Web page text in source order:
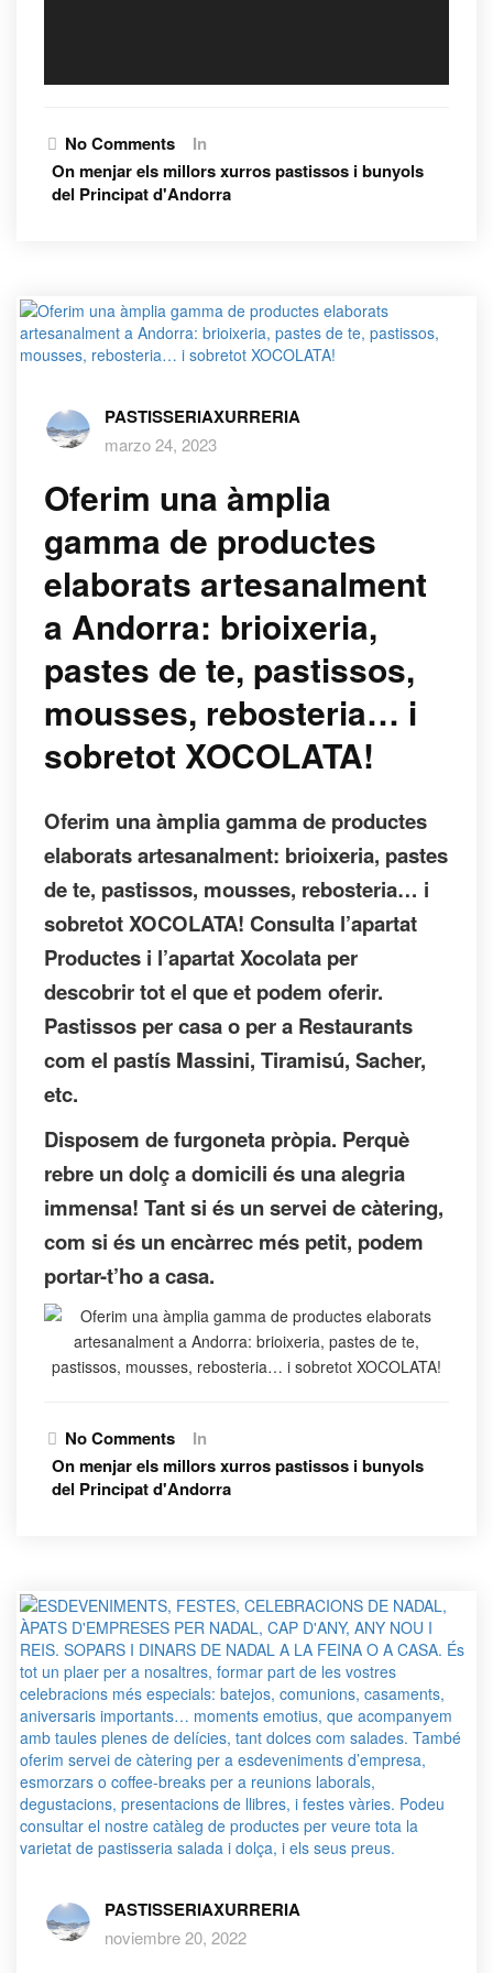
No Comments
In
On menjar els millors xurros pastissos i bunyols
del Principat d'Andorra
PASTISSERIAXURRERIA
marzo 24, 2023
Oferim una àmplia
gamma de productes
elaborats artesanalment
a Andorra: brioixeria,
pastes de te, pastissos,
mousses, rebosteria… i
sobretot XOCOLATA!
Oferim una àmplia gamma de productes
elaborats artesanalment: brioixeria, pastes
de te, pastissos, mousses, rebosteria… i
sobretot XOCOLATA! Consulta l’apartat
Productes i l’apartat Xocolata per
descobrir tot el que et podem oferir.
Pastissos per casa o per a Restaurants
com el pastís Massini, Tiramisú, Sacher,
etc.
Disposem de furgoneta pròpia. Perquè
rebre un dolç a domicili és una alegria
immensa! Tant si és un servei de càtering,
com si és un encàrrec més petit, podem
portar-t’ho a casa.
No Comments
In
On menjar els millors xurros pastissos i bunyols
del Principat d'Andorra
PASTISSERIAXURRERIA
noviembre 20, 2022